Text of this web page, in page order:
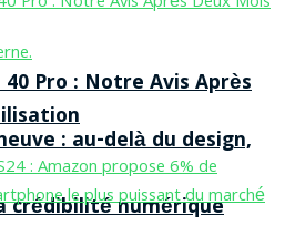
: au-delà du design,
crédibilité numérique
40 Pro : Notre Avis Après